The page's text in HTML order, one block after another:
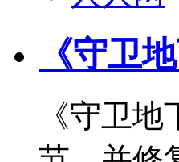
《守卫
《守卫